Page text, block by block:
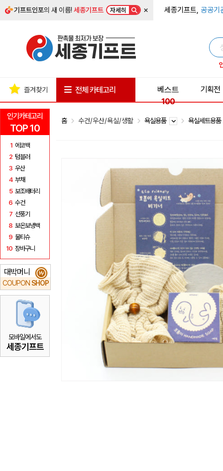
기프트인포의 새 이름!세종기프트 자세히 × 세종기프트, 공공기
인기카테고리
TOP 10
1 에코백
2 텀블러
3 우산
4 부채
5 보조배터리
6 수건
7 선풍기
8 보온보냉백
9 물티슈
10 장바구니
대박머니
COUPON SHOP
₩
모바일에서도
세종기프트
즐겨찾기 전체 카테고리
베스트
100
기획전
홈 수건/우산/욕실/생활 욕실용품 욕실세트용